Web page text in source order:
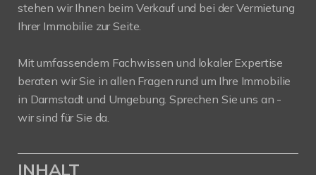
stehen wir Ihnen beim Verkauf und bei der Vermietung
Ihrer Immobilie zur Seite.
Mit umfassendem Fachwissen und lokaler Expertise
beraten wir Sie in allen Fragen rund um Ihre Immobilie
in Darmstadt und Umgebung. Sprechen Sie uns an -
wir sind für Sie da.
INHALT